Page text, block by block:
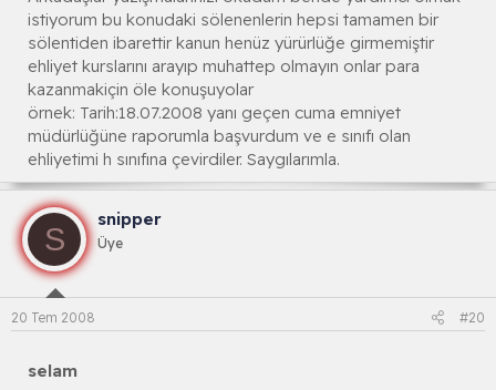
istiyorum bu konudaki sölenenlerin hepsi tamamen bir
sölentiden ibarettir kanun henüz yürürlüğe girmemiştir
ehliyet kurslarını arayıp muhattep olmayın onlar para
kazanmakiçin öle konuşuyolar
örnek: Tarih:18.07.2008 yanı geçen cuma emniyet
müdürlüğüne raporumla başvurdum ve e sınıfı olan
ehliyetimi h sınıfına çevirdiler. Saygılarımla.
S
snipper
Üye
20 Tem 2008 #20
selam